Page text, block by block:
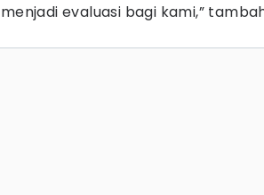
evaluasi bagi kami,”